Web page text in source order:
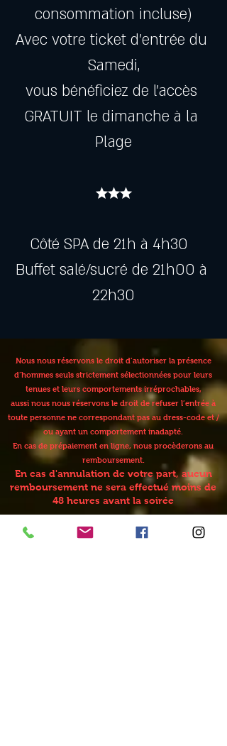
consommation incluse)
Avec votre ticket d’entrée du
Samedi,
vous bénéficiez de l’accès
GRATUIT le dimanche à la
Plage
★★★
Côté SPA de 21h à 4h30
Buffet salé/sucré de 21h00 à
22h30
Nous nous réservons le droit d’autoriser la présence
d’hommes seuls strictement sélectionnées pour leurs
tenues et leurs comportements irréprochables,
aussi nous nous réservons le droit de refuser l’entrée à
toute personne ne correspondant pas au dress-code et /
ou ayant un comportement inadapté.
En cas de prépaiement en ligne, nous procèderons au
remboursement.
En cas d'annulation de votre part, aucun
remboursement ne sera effectué moins de
48 heures avant la soirée